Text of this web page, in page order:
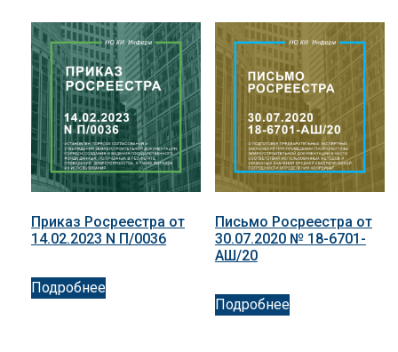
Приказ Росреестра от
14.02.2023 N П/0036
Подробнее
Письмо Росреестра от
30.07.2020 № 18-6701-
АШ/20
Подробнее